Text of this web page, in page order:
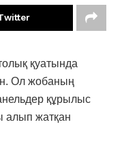
қуатында
Ол жобаның
құрылыс
алып жатқан